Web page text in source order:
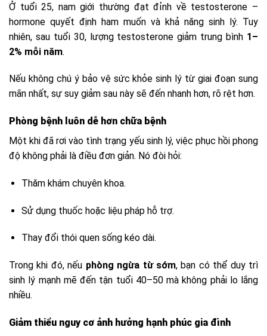
Ở tuổi 25, nam giới thường đạt đỉnh về testosterone –
hormone quyết định ham muốn và khả năng sinh lý. Tuy
nhiên, sau tuổi 30, lượng testosterone giảm trung bình 1–
2% mỗi năm.
Nếu không chú ý bảo vệ sức khỏe sinh lý từ giai đoạn sung
mãn nhất, sự suy giảm sau này sẽ đến nhanh hơn, rõ rệt hơn.
Phòng bệnh luôn dễ hơn chữa bệnh
Một khi đã rơi vào tình trạng yếu sinh lý, việc phục hồi phong
độ không phải là điều đơn giản. Nó đòi hỏi:
Thăm khám chuyên khoa.
Sử dụng thuốc hoặc liệu pháp hỗ trợ.
Thay đổi thói quen sống kéo dài.
Trong khi đó, nếu phòng ngừa từ sớm, bạn có thể duy trì
sinh lý mạnh mẽ đến tận tuổi 40–50 mà không phải lo lắng
nhiều.
Giảm thiểu nguy cơ ảnh hưởng hạnh phúc gia đình